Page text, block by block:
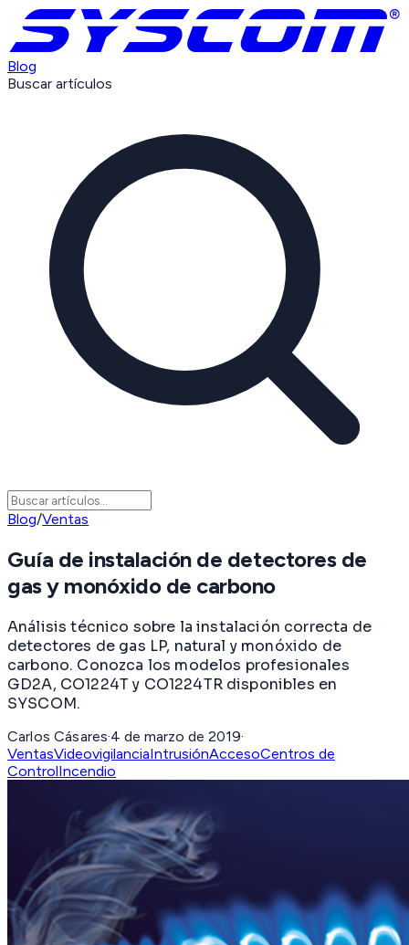
Blog
Buscar artículos
Blog/Ventas
Guía de instalación de detectores de
gas y monóxido de carbono
Análisis técnico sobre la instalación correcta de
detectores de gas LP, natural y monóxido de
carbono. Conozca los modelos profesionales
GD2A, CO1224T y CO1224TR disponibles en
SYSCOM.
Carlos Cásares·4 de marzo de 2019·
VentasVideovigilanciaIntrusiónAccesoCentros de
ControlIncendio